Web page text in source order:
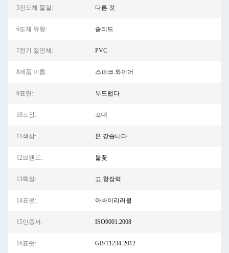
5전도체 물질: 다른 것
6도체 유형: 솔리드
7전기 절연체: PVC
8제품 이름: 스파크 와이어
9표면: 부드럽다
10포장: 포대
11색상: 은 같습니다
12브랜드: 불꽃
13특징: 고 항장력
14표본: 아바이리러블
15인증서: ISO9001:2008
16표준: GB/T1234-2012